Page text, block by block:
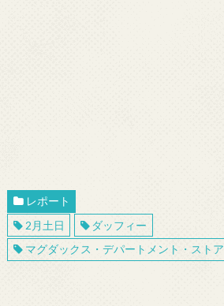
レポート
2月土日
ダッフィー
マグダックス・デパートメント・ストア